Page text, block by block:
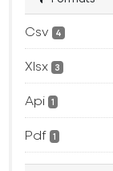
Csv 4
Xlsx 3
Api 1
Pdf 1